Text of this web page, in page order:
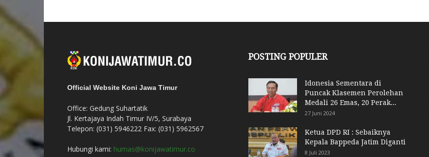
Official Website Koni Jawa Timur
Office: Gedung Suhartatik
Jl. Kertajaya Indah Timur IV/5, Surabaya
Telepon: (031) 5946222 Fax: (031) 5962567
Hubungi kami: humas@konijawatimur.co
POSTING POPULER
Idonesia Sementara di
Puncak Klasemen Perolehan
Medali 26 Emas, 20 Perak...
27 Juni 2024
Ketua DPD RI : Sebaiknya
Kepala Bappeda Jatim Diganti
8 Juli 2023